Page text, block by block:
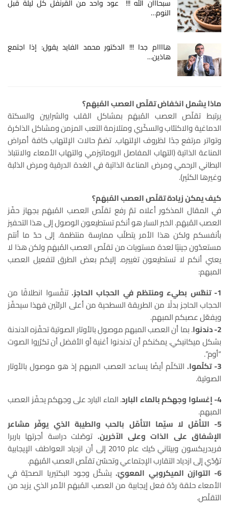
سبحااان الله !!! عود واحد من القرنفل كل ليلة قبل
النوم…
هاااام جدا !!! الدكتور محمد الفايد يقول: إذا اجتمع
هاذين…
ماذا يشمل انخفاض تقلّص العصب المُبهَم؟
يرتبط تقلّص العصب المُبهَم بمشاكل القلب والشرايين والسكتة
الدماغية والاكتئاب والسكّري ومتلازمة التعب المزمن ومشاكل الذاكرة
وتواتر مرتفع جدًا لظروف الإلتهاب. تضمّ حالات الإلتهاب كافة أمراض
المناعة الذاتية (التهاب المفاصل الروماتيزمي والتهاب الأمعاء والانتباذ
البطاني الرحمي ومرض المناعة الذاتية في الغدة الدرقية ومرض الذئبة
وغيرها الكثير).
كيف يمكن زيادة تقلّص العصب المُبهَم؟
في المقال المذكور أعلاه تمّ رفع تقلّص العصب المُبهَم بجهاز حفّز
العصب المُبهَم. الخبر السار هو أنكم تستطيعون الوصول إلى هذا التحفيز
بأنفسكم ولكن هذا الأمر يتطلّب ممارسة منتظمة. إلى حدّ ما أنتم
مستعدّون جينيًا لعدة مستويات من تقلّص العصب المُبهَم ولكن هذا لا
يعني أنكم لا تستطيعون تغييره. إليكم بعض الطرق لتفعيل العصب
المبهم:
1- تنفُّس بطيء ومنتظم في الحجاب الحاجز.
تنفّسوا انطلاقًا من
الحجاب الحاجز بدلًا من الطريقة السطحية من أعلى الرئتَين فهذا سيحفّز
ويفعّل عصبكم المبهم.
2- دندنوا
. بما أن العصب المبهم موصول بالأوتار الصوتية تحفّزه الدندنة
بشكل ميكانيكي. يمكنكم أن تدندنوا أغنية أو الأفضل أن تكرّروا الصوت
“أوم”.
3- تكلّموا.
التكلّم أيضًا يساعد العصب المبهم إذ هو موصول بالأوتار
الصوتية.
4- إغسلوا وجهكم بالماء البارد
. الماء البارد على وجهكم يحفّز العصب
المبهم.
5- التأمّل لا سيّما التأمّل بالحب والطيبة الذي يوفّر مشاعر
الإشفاق على الذات وعلى الآخرين. توصّلت دراسة أجرتها باربرا
فريدريكسون وبيتاني كيك عام 2010 إلى أن ازدياد العواطف الإيجابية
تؤدّي إلى ازدياد التقارب الإجتماعي وتحسّن تقلّص العصب المُبهَم.
6- التوازن الميكروبي المعويّ.
يشكّل وجود البكتيريا الصحيّة في
الأمعاء حلقة ردّة فعل إيجابية من العصب المُبهَم الأمر الذي يزيد من
التقلّص.